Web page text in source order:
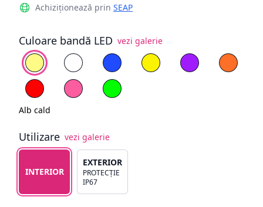
Achiziționează prin SEAP
Culoare bandă LED vezi galerie
Alege culoare
Alb cald Alb rece Albastru Galben lemon
Mov
Roșu
Roz deschisVerde
Alb cald
Utilizare vezi galerie
Alege tipul de utilizare
INTERIOR
EXTERIOR
PROTECȚIE
IP67